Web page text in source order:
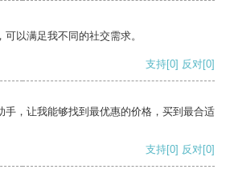
以满足我不同的社交需求。
支持[0] 反对[0]
手，让我能够找到最优惠的价格，买到最合适
支持[0] 反对[0]